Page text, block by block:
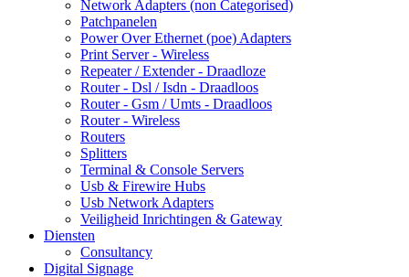
Network Adapters (non Categorised)
Patchpanelen
Power Over Ethernet (poe) Adapters
Print Server - Wireless
Repeater / Extender - Draadloze
Router - Dsl / Isdn - Draadloos
Router - Gsm / Umts - Draadloos
Router - Wireless
Routers
Splitters
Terminal & Console Servers
Usb & Firewire Hubs
Usb Network Adapters
Veiligheid Inrichtingen & Gateway
Diensten
Consultancy
Digital Signage